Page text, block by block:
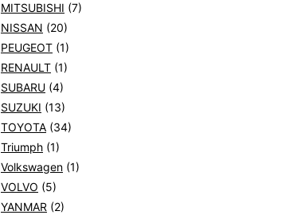
MITSUBISHI (7)
NISSAN (20)
PEUGEOT (1)
RENAULT (1)
SUBARU (4)
SUZUKI (13)
TOYOTA (34)
Triumph (1)
Volkswagen (1)
VOLVO (5)
YANMAR (2)